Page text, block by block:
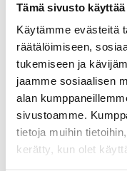
Tämä sivusto
Käytämme evästeitä
räätälöimiseen,
tukemiseen ja
jaamme sosiaalisen
alan
sivustoamme.
tietoja muihin
kerätty, kun olet
Kirjaston
valinta/
Teknisen
valinta/
Teknisen
valinta/
Lausunto
2018
Vuoden 2017
määrärahojen